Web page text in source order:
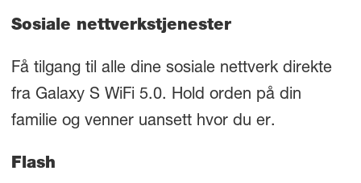
Sosiale nettverkstjenester
Få tilgang til alle dine sosiale nettverk direkte
fra Galaxy S WiFi 5.0. Hold orden på din
familie og venner uansett hvor du er.
Flash